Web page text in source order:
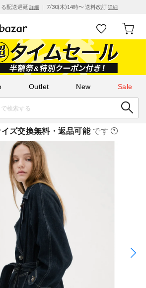
配送遅延 詳細 ｜ 7/30(木)14時〜 送料改訂詳細
Outlet New Sale
ズ交換無料・返品可能です